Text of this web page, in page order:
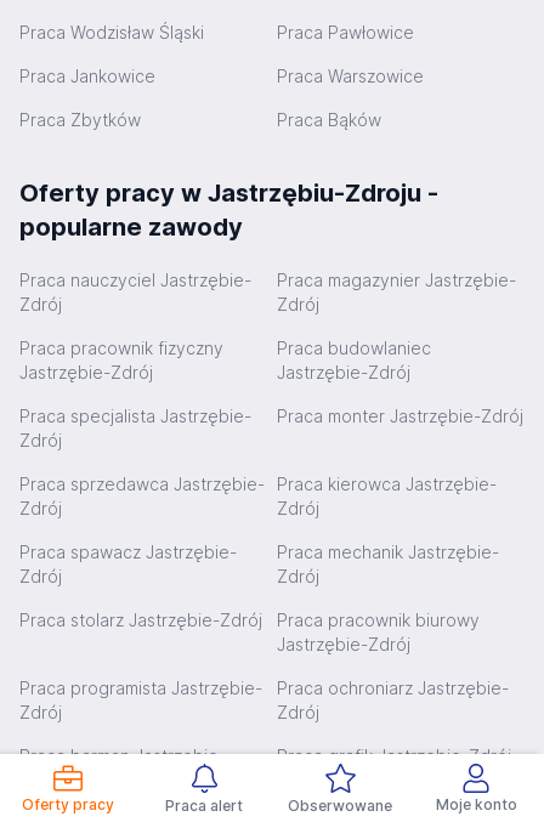
Oferty pracy Praca alert Obserwowane Moje konto
Praca Wodzisław Śląski Praca Pawłowice
Praca Jankowice Praca Warszowice
Praca Zbytków Praca Bąków
Oferty pracy w Jastrzębiu-Zdroju -
popularne zawody
Praca nauczyciel Jastrzębie-
Zdrój
Praca magazynier Jastrzębie-
Zdrój
Praca pracownik fizyczny
Jastrzębie-Zdrój
Praca budowlaniec
Jastrzębie-Zdrój
Praca specjalista Jastrzębie-
Zdrój
Praca monter Jastrzębie-Zdrój
Praca sprzedawca Jastrzębie-
Zdrój
Praca kierowca Jastrzębie-
Zdrój
Praca spawacz Jastrzębie-
Zdrój
Praca mechanik Jastrzębie-
Zdrój
Praca stolarz Jastrzębie-Zdrój
Praca pracownik biurowy
Jastrzębie-Zdrój
Praca programista Jastrzębie-
Zdrój
Praca ochroniarz Jastrzębie-
Zdrój
Praca barman Jastrzębie-
Zdrój
Praca grafik Jastrzębie-Zdrój